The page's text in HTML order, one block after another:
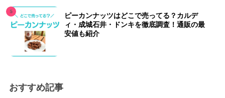
ピーカンナッツはどこで売ってる？カルデ
ィ・成城石井・ドンキを徹底調査！通販の最
安値も紹介
おすすめ記事